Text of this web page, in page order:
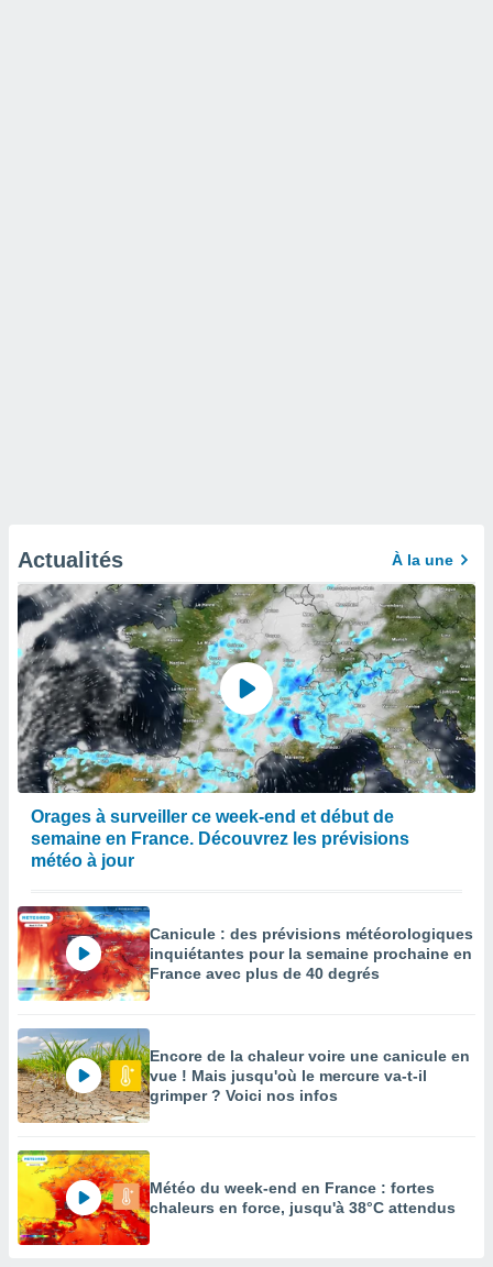
Actualités À la une
Orages à surveiller ce week-end et début de
semaine en France. Découvrez les prévisions
météo à jour
Canicule : des prévisions météorologiques
inquiétantes pour la semaine prochaine en
France avec plus de 40 degrés
Encore de la chaleur voire une canicule en
vue ! Mais jusqu'où le mercure va-t-il
grimper ? Voici nos infos
Météo du week-end en France : fortes
chaleurs en force, jusqu'à 38°C attendus